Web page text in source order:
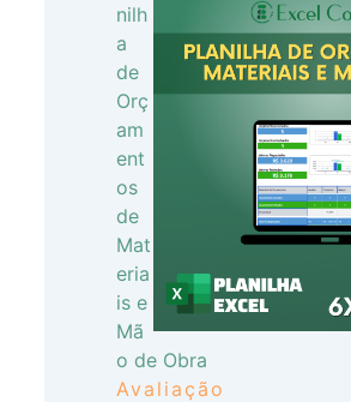
nilh
a
de
Orç
am
ent
os
de
Mat
eria
is e
Mã
o de Obra
Avaliação